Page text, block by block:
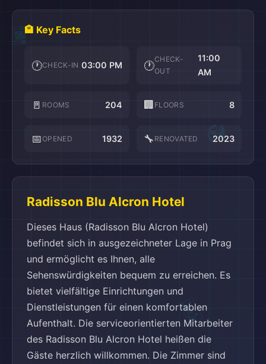
🗺️
🏨 Key Facts
🕐CHECK-IN 03:00 PM 🕐CHECK-
OUT
11:00
AM
🚪 ROOMS 204 🏢 FLOORS 8
📅 OPENED 1932 🔧 RENOVATED 2023
Radisson Blu Alcron Hotel
Dieses Haus (Radisson Blu Alcron Hotel)
befindet sich in ausgezeichneter Lage in Prag
und ermöglicht es Ihnen, alle
Sehenswürdigkeiten bequem zu erreichen. Es
bietet vielfältige Einrichtungen und
Dienstleistungen für einen komfortablen
Aufenthalt. Die serviceorientierten Mitarbeiter
des Radisson Blu Alcron Hotel heißen die
Gäste herzlich willkommen. Die Zimmer sind